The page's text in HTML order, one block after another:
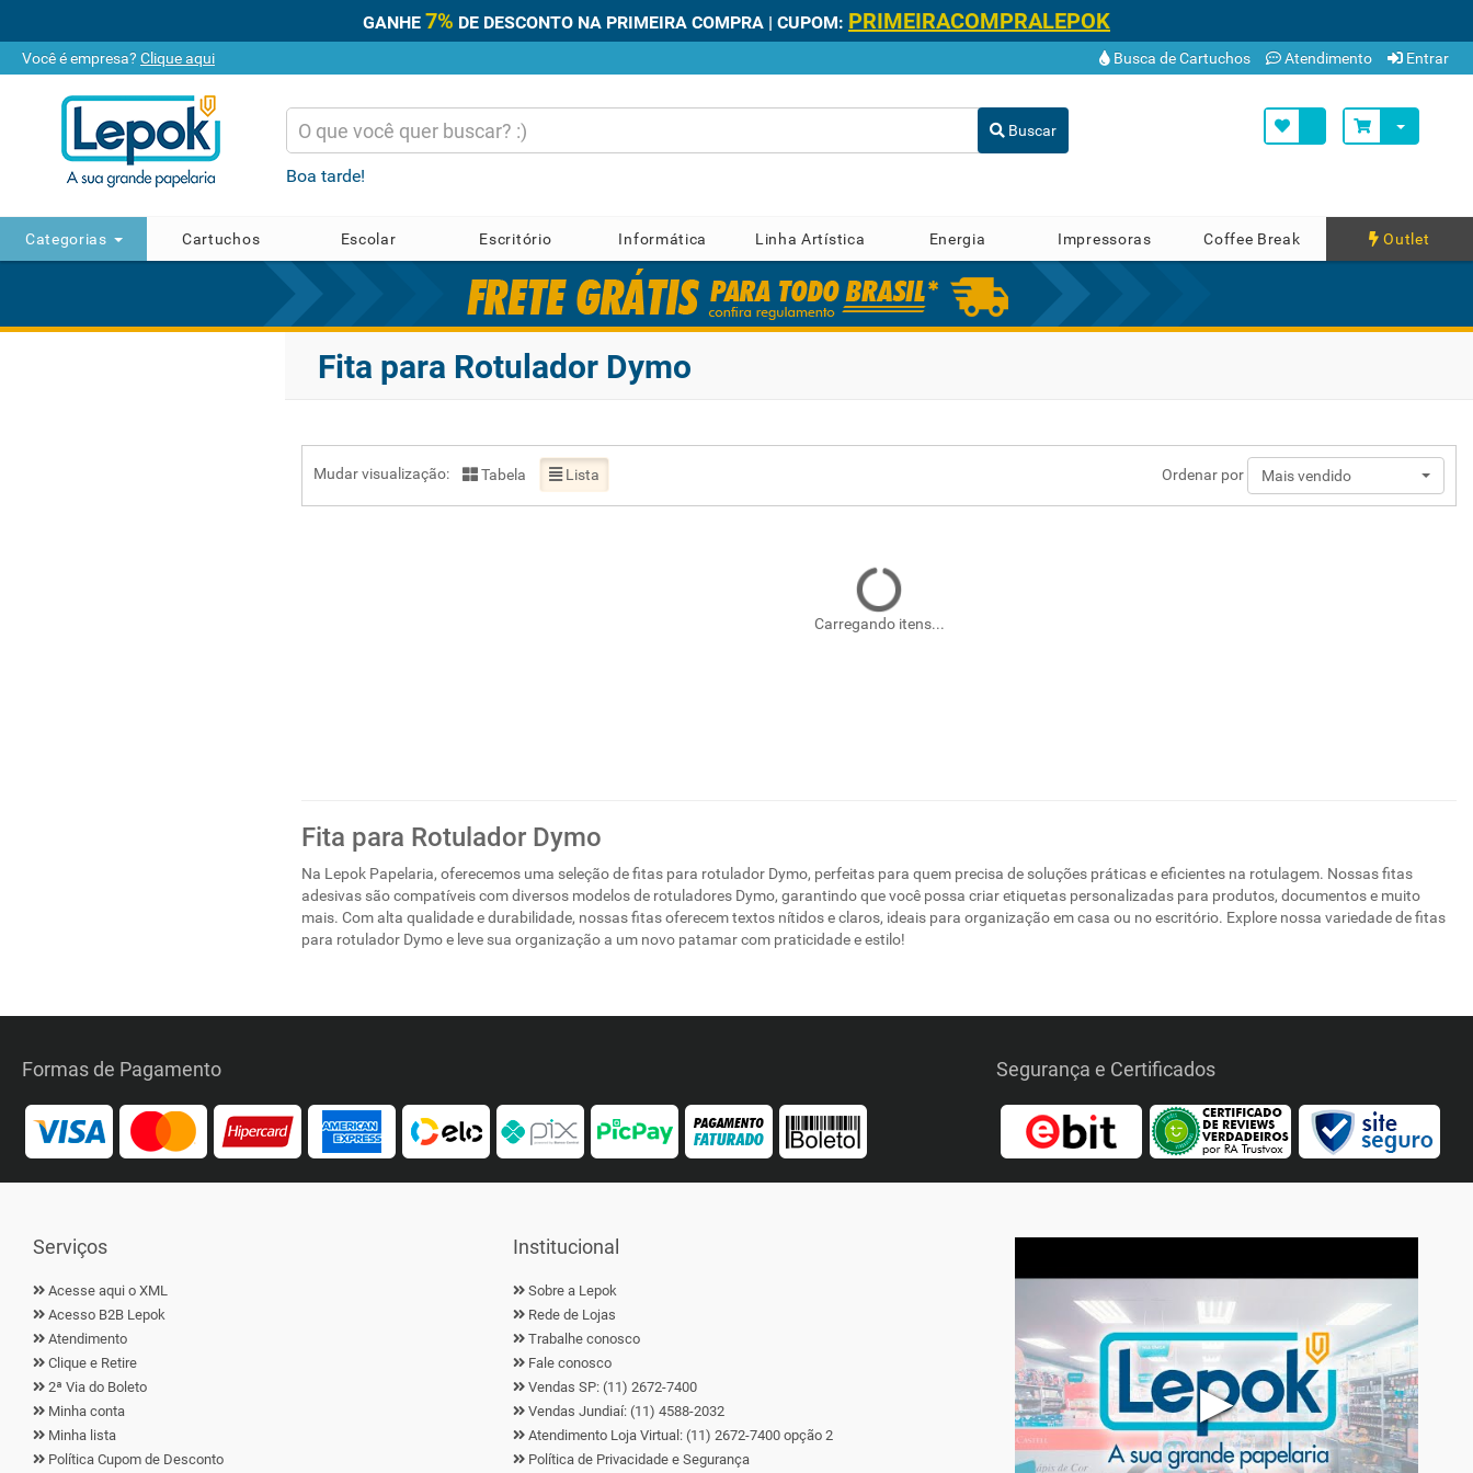
GANHE 7% DE DESCONTO NA PRIMEIRA COMPRA | CUPOM: PRIMEIRACOMPRALEPOK
Você é empresa? Clique aqui Busca de Cartuchos Atendimento Entrar
Buscar
Boa tarde!
Categorias Cartuchos Escolar Escritório Informática Linha Artística Energia Impressoras Coffee Break Outlet
Fita para Rotulador Dymo
Mudar visualização: Tabela Lista Ordenar por Mais vendido
Carregando itens...
Fita para Rotulador Dymo
Na Lepok Papelaria, oferecemos uma seleção de fitas para rotulador Dymo, perfeitas para quem precisa de soluções práticas e eficientes na rotulagem. Nossas fitas
adesivas são compatíveis com diversos modelos de rotuladores Dymo, garantindo que você possa criar etiquetas personalizadas para produtos, documentos e muito
mais. Com alta qualidade e durabilidade, nossas fitas oferecem textos nítidos e claros, ideais para organização em casa ou no escritório. Explore nossa variedade de fitas
para rotulador Dymo e leve sua organização a um novo patamar com praticidade e estilo!
Formas de Pagamento Segurança e Certificados
Serviços
Acesse aqui o XML
Acesso B2B Lepok
Atendimento
Clique e Retire
2ª Via do Boleto
Minha conta
Minha lista
Política Cupom de Desconto
Institucional
Sobre a Lepok
Rede de Lojas
Trabalhe conosco
Fale conosco
Vendas SP: (11) 2672-7400
Vendas Jundiaí: (11) 4588-2032
Atendimento Loja Virtual: (11) 2672-7400 opção 2
Política de Privacidade e Segurança
▶